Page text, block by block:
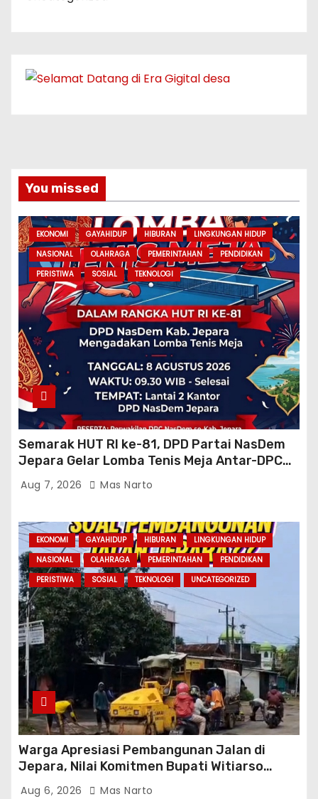
You missed
EKONOMI GAYAHIDUP HIBURAN
LINGKUNGAN HIDUP
NASIONAL
OLAHRAGA PEMERINTAHAN
PENDIDIKAN
PERISTIWA
SOSIAL TEKNOLOGI
Semarak HUT RI ke-81, DPD Partai NasDem
Jepara Gelar Lomba Tenis Meja Antar-DPC
Se-Kabupaten
Aug 7, 2026 Mas Narto
EKONOMI GAYAHIDUP HIBURAN
LINGKUNGAN HIDUP
NASIONAL
OLAHRAGA PEMERINTAHAN
PENDIDIKAN
PERISTIWA
SOSIAL TEKNOLOGI UNCATEGORIZED
Warga Apresiasi Pembangunan Jalan di
Jepara, Nilai Komitmen Bupati Witiarso
Tingkatkan Infrastruktur dan Perekonomian
Aug 6, 2026 Mas Narto